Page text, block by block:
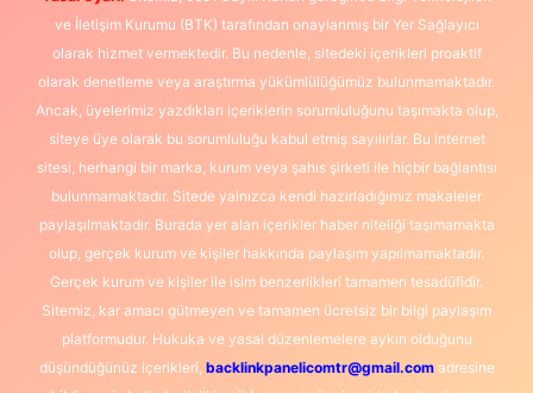
ve İletişim Kurumu (BTK) tarafından onaylanmış bir Yer Sağlayıcı
olarak hizmet vermektedir. Bu nedenle, sitedeki içerikleri proaktif
olarak denetleme veya araştırma yükümlülüğümüz bulunmamaktadır.
Ancak, üyelerimiz yazdıkları içeriklerin sorumluluğunu taşımakta olup,
siteye üye olarak bu sorumluluğu kabul etmiş sayılırlar. Bu internet
sitesi, herhangi bir marka, kurum veya şahıs şirketi ile hiçbir bağlantısı
bulunmamaktadır. Sitede yalnızca kendi hazırladığımız makaleler
paylaşılmaktadır. Burada yer alan içerikler haber niteliği taşımamakta
olup, gerçek kurum ve kişiler hakkında paylaşım yapılmamaktadır.
Gerçek kurum ve kişiler ile isim benzerlikleri tamamen tesadüfidir.
Sitemiz, kar amacı gütmeyen ve tamamen ücretsiz bir bilgi paylaşım
platformudur. Hukuka ve yasal düzenlemelere aykırı olduğunu
düşündüğünüz içerikleri, backlinkpanelicomtr@gmail.comadresine